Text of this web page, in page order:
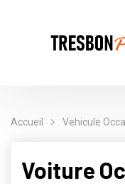
Accueil Vehicule
Voiture